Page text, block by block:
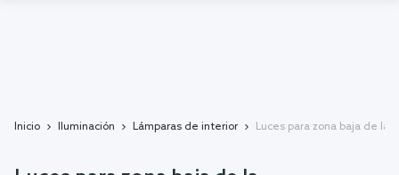
Inicio Iluminación Lámparas de interior Luces para zona baja de la